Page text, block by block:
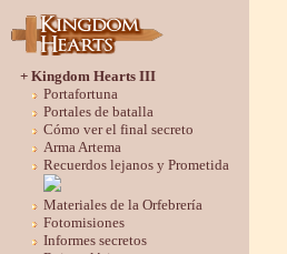
+ Kingdom Hearts III
Portafortuna
Portales de batalla
Cómo ver el final secreto
Arma Artema
Recuerdos lejanos y Prometida
Materiales de la Orfebrería
Fotomisiones
Informes secretos